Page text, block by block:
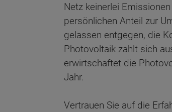
Netz keinerlei
persönlichen Anteil zur
gelassen entgegen, die
Photovoltaik zahlt sich
erwirtschaftet die
Jahr.
Vertrauen Sie auf die